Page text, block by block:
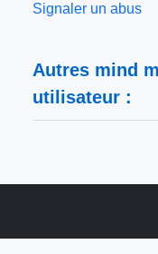
Signaler un abus
Autres mind
utilisateur :